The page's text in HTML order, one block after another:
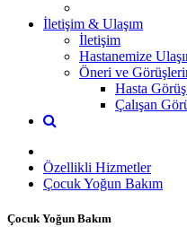
İletişim & Ulaşım
İletişim
Hastanemize
Öneri ve
Hasta
Çalışan
Özellikli Hizmetler
Çocuk Yoğun Bakım
Çocuk Yoğun Bakım